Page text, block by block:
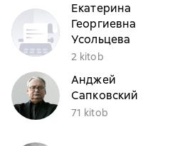
Екатерина
Георгиевна
Усольцева
2 kitob
Анджей
Сапковский
71 kitob